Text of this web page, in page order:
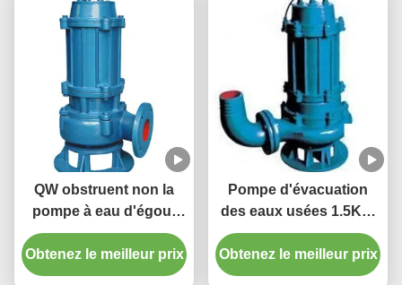
QW obstruent non la
pompe à eau d'égout
submersible pour la
décharge de déchets
industriels
Obtenez le meilleur prix
Pompe d'évacuation
des eaux usées 1.5KW
submersible IP68 avec
la double roue à aubes
Obtenez le meilleur prix